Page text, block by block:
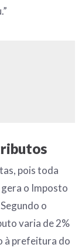
pois toda
o Imposto
o
varia de 2%
à prefeitura do